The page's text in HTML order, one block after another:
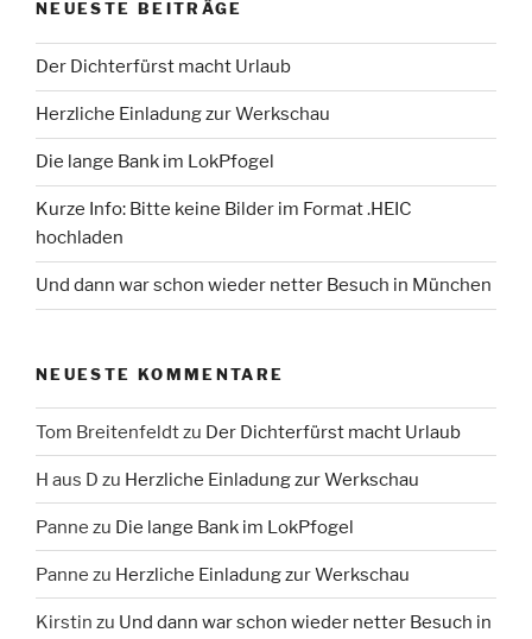
NEUESTE BEITRÄGE
Der Dichterfürst macht Urlaub
Herzliche Einladung zur Werkschau
Die lange Bank im LokPfogel
Kurze Info: Bitte keine Bilder im Format .HEIC
hochladen
Und dann war schon wieder netter Besuch in München
NEUESTE KOMMENTARE
Tom Breitenfeldtzu Der Dichterfürst macht Urlaub
H aus D zu Herzliche Einladung zur Werkschau
Panne zu Die lange Bank im LokPfogel
Panne zu Herzliche Einladung zur Werkschau
Kirstin zu Und dann war schon wieder netter Besuch in